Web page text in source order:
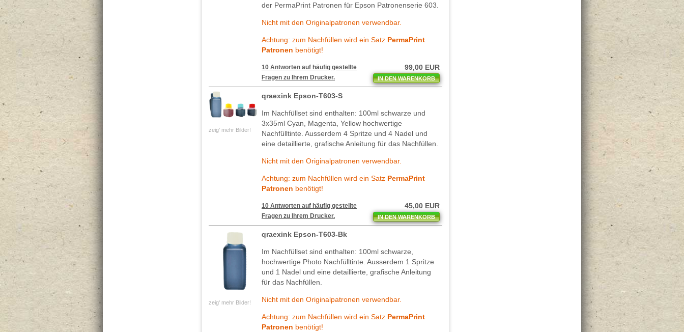
der PermaPrint Patronen für Epson Patronenserie 603.
Nicht mit den Originalpatronen verwendbar.
Achtung: zum Nachfüllen wird ein Satz PermaPrint
Patronen benötigt!
10 Antworten auf häufig gestellte
Fragen zu Ihrem Drucker.
99,00 EUR
IN DEN WARENKORB
zeig' mehr Bilder!
qraexink Epson-T603-S
Im Nachfüllset sind enthalten: 100ml schwarze und
3x35ml Cyan, Magenta, Yellow hochwertige
Nachfülltinte. Ausserdem 4 Spritze und 4 Nadel und
eine detaillierte, grafische Anleitung für das Nachfüllen.
Nicht mit den Originalpatronen verwendbar.
Achtung: zum Nachfüllen wird ein Satz PermaPrint
Patronen benötigt!
10 Antworten auf häufig gestellte
Fragen zu Ihrem Drucker.
45,00 EUR
IN DEN WARENKORB
zeig' mehr Bilder!
qraexink Epson-T603-Bk
Im Nachfüllset sind enthalten: 100ml schwarze,
hochwertige Photo Nachfülltinte. Ausserdem 1 Spritze
und 1 Nadel und eine detaillierte, grafische Anleitung
für das Nachfüllen.
Nicht mit den Originalpatronen verwendbar.
Achtung: zum Nachfüllen wird ein Satz PermaPrint
Patronen benötigt!